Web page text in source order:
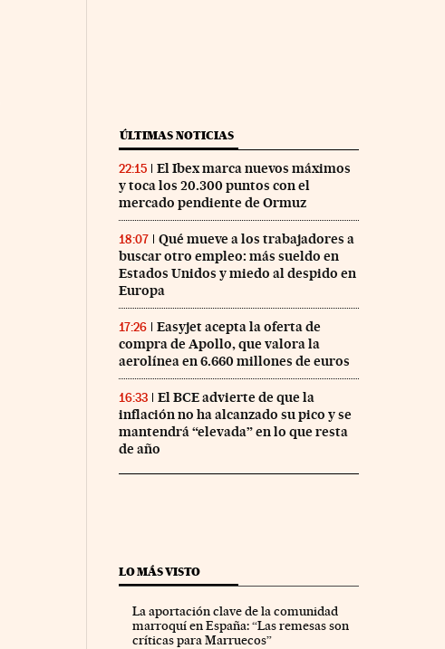
ÚLTIMAS NOTICIAS
22:15
El Ibex marca nuevos máximos
y toca los 20.300 puntos con el
mercado pendiente de Ormuz
18:07
Qué mueve a los trabajadores a
buscar otro empleo: más sueldo en
Estados Unidos y miedo al despido en
Europa
17:26
Easyjet acepta la oferta de
compra de Apollo, que valora la
aerolínea en 6.660 millones de euros
16:33
El BCE advierte de que la
inflación no ha alcanzado su pico y se
mantendrá “elevada” en lo que resta
de año
LO MÁS VISTO
La aportación clave de la comunidad
marroquí en España: “Las remesas son
críticas para Marruecos”